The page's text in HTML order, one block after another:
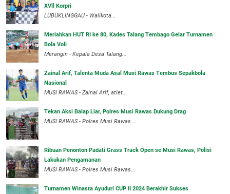
XVll Korpri
LUBUKLINGGAU - Walikota...
Meriahkan HUT RI ke 80, Kades Talang Tembago Gelar Turnamen
Bola Voli
Merangin - Kepala Desa Talang...
Zainal Arif, Talenta Muda Asal Musi Rawas Tembus Sepakbola
Nasional
MUSI RAWAS - Zainal Arif, atlet...
Tekan Aksi Balap Liar, Polres Musi Rawas Dukung Drag
MUSI RAWAS - Polres Musi Rawas ...
Ribuan Penonton Padati Grass Track Open se Musi Rawas, Polisi
Lakukan Pengamanan
MUSI RAWAS - Polres Musi Rawas...
Turnamen Winasta Ayuduri CUP II 2024 Berakhir Sukses